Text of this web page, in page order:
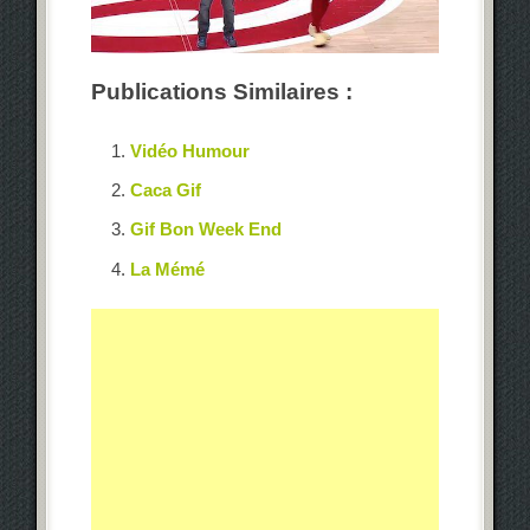
Publications Similaires :
Vidéo Humour
Caca Gif
Gif Bon Week End
La Mémé